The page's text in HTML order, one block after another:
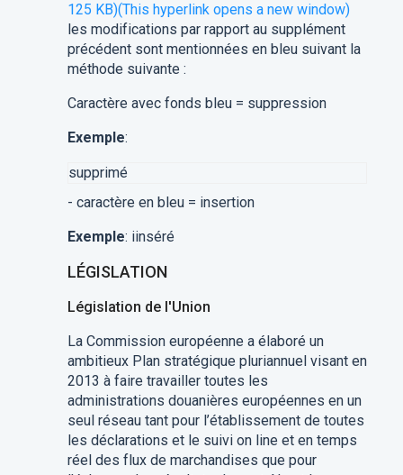
125 KB)(This hyperlink opens a new window)
les modifications par rapport au supplément
précédent sont mentionnées en bleu suivant la
méthode suivante :
Caractère avec fonds bleu = suppression
Exemple:
supprimé
- caractère en bleu = insertion
Exemple: iinséré
LÉGISLATION
Législation de l'Union
La Commission européenne a élaboré un
ambitieux Plan stratégique pluriannuel visant en
2013 à faire travailler toutes les
administrations douanières européennes en un
seul réseau tant pour l’établissement de toutes
les déclarations et le suivi on line et en temps
réel des flux de marchandises que pour